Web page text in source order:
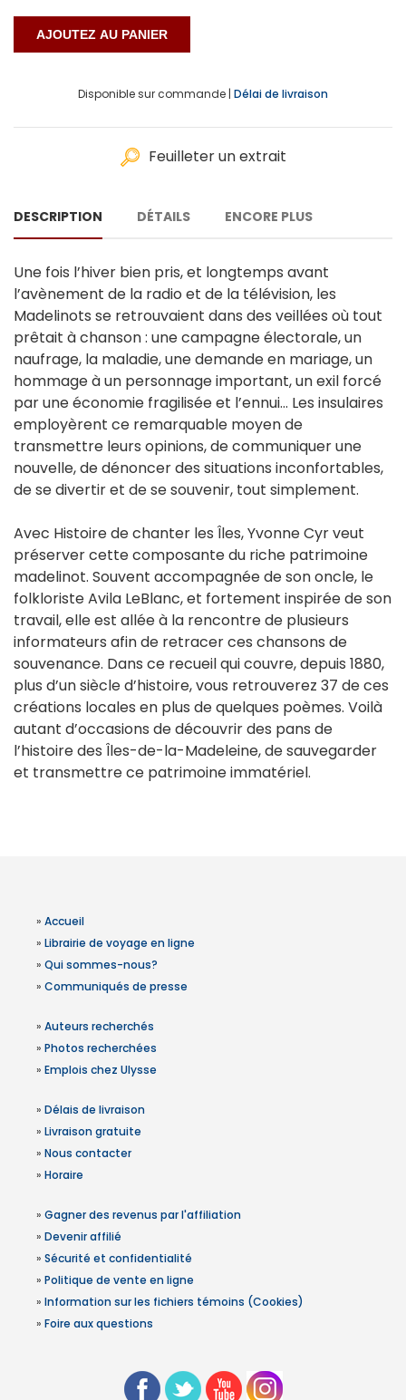
Disponible sur commande | Délai de livraison
Feuilleter un extrait
DESCRIPTION DÉTAILS ENCORE PLUS
Une fois l’hiver bien pris, et longtemps avant
l’avènement de la radio et de la télévision, les
Madelinots se retrouvaient dans des veillées où tout
prêtait à chanson : une campagne électorale, un
naufrage, la maladie, une demande en mariage, un
hommage à un personnage important, un exil forcé
par une économie fragilisée et l’ennui… Les insulaires
employèrent ce remarquable moyen de
transmettre leurs opinions, de communiquer une
nouvelle, de dénoncer des situations inconfortables,
de se divertir et de se souvenir, tout simplement.
Avec Histoire de chanter les Îles, Yvonne Cyr veut
préserver cette composante du riche patrimoine
madelinot. Souvent accompagnée de son oncle, le
folkloriste Avila LeBlanc, et fortement inspirée de son
travail, elle est allée à la rencontre de plusieurs
informateurs afin de retracer ces chansons de
souvenance. Dans ce recueil qui couvre, depuis 1880,
plus d’un siècle d’histoire, vous retrouverez 37 de ces
créations locales en plus de quelques poèmes. Voilà
autant d’occasions de découvrir des pans de
l’histoire des Îles-de-la-Madeleine, de sauvegarder
et transmettre ce patrimoine immatériel.
» Accueil
» Librairie de voyage en ligne
» Qui sommes-nous?
» Communiqués de presse
» Auteurs recherchés
» Photos recherchées
» Emplois chez Ulysse
» Délais de livraison
» Livraison gratuite
» Nous contacter
» Horaire
» Gagner des revenus par l'affiliation
» Devenir affilié
» Sécurité et confidentialité
» Politique de vente en ligne
» Information sur les fichiers témoins (Cookies)
» Foire aux questions